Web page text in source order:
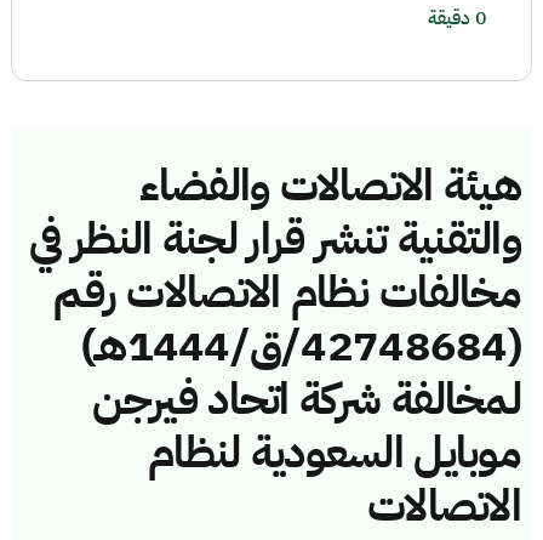
هيئة الاتصالات والفضاء
والتقنية تنشر قرار لجنة النظر في
مخالفات نظام الاتصالات رقم
(42748684/ق/1444هـ)
لمخالفة شركة اتحاد فيرجن
موبايل السعودية لنظام
الاتصالات
0 دقيقة